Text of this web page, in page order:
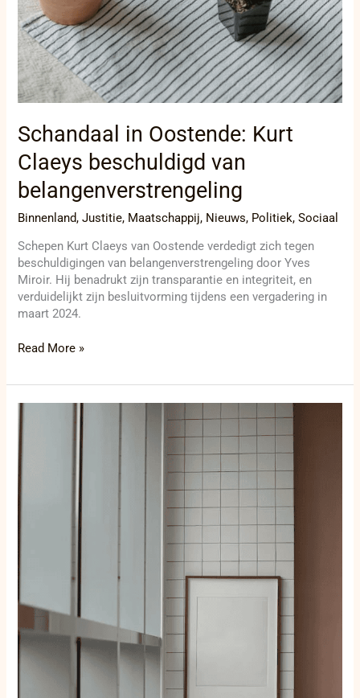
Schandaal in Oostende: Kurt
Claeys beschuldigd van
belangenverstrengeling
Binnenland,Justitie, Maatschappij, Nieuws, Politiek,Sociaal
Schepen Kurt Claeys van Oostende verdedigt zich tegen
beschuldigingen van belangenverstrengeling door Yves
Miroir. Hij benadrukt zijn transparantie en integriteit, en
verduidelijkt zijn besluitvorming tijdens een vergadering in
maart 2024.
Read More »
‘Kurt
Claeys
terug:
‘Beschuldigingen
van
Miroir
zijn
ongegrond’